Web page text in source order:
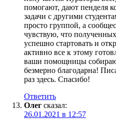
помогают, дают пенделя
задачи с другими
просто группой, а
чувствую, что
успешно стартовать и
активно все к этому
ваши помощницы
безмерно благодарна!
раз здесь. Спасибо!
Ответить
Олег сказал:
26.01.2021 в 12:57